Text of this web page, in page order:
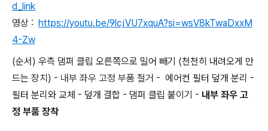
d_link
영상 : https://youtu.be/9lcjVU7xquA?si=wsV8kTwaDxxM
4-Zw
(순서) 우측 댐퍼 클립 오른쪽으로 밀어 빼기 (천천히 내려오게 만
드는 장치) - 내부 좌우 고정 부품 철거 - 에어컨 필터 덮개 분리 -
필터 분리와 교체 - 덮개 결합 - 댐퍼 클립 붙이기 - 내부 좌우 고
정 부품 장착